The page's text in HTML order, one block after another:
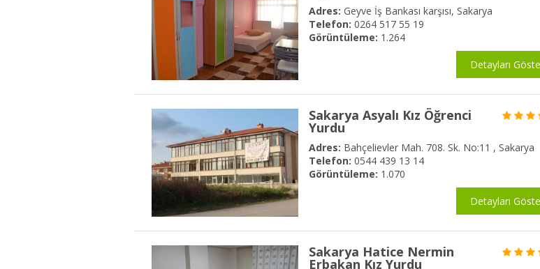
Adres: Geyve İş Bankası karşısı, Sakarya
Telefon: 0264 517 55 19
Görüntüleme: 1.264
Detayları
Sakarya Asyalı Kız Öğrenci
Yurdu
Adres: Bahçelievler Mah. 708. Sk. No:11 , Sakarya
Telefon: 0544 439 13 14
Görüntüleme: 1.070
Detayları
Sakarya Hatice Nermin
Erbakan Kız Yurdu